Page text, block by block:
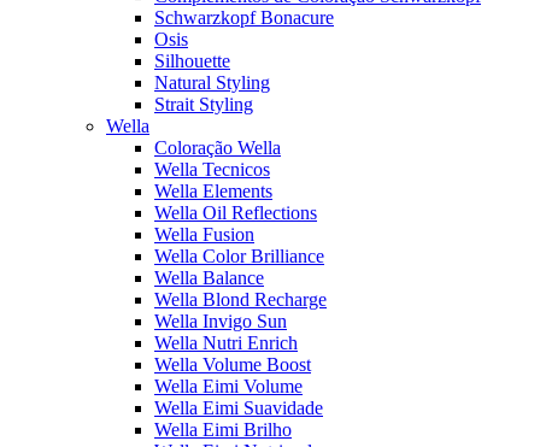
Schwarzkopf Bonacure
Osis
Silhouette
Natural Styling
Strait Styling
Wella
Coloração Wella
Wella Tecnicos
Wella Elements
Wella Oil Reflections
Wella Fusion
Wella Color Brilliance
Wella Balance
Wella Blond Recharge
Wella Invigo Sun
Wella Nutri Enrich
Wella Volume Boost
Wella Eimi Volume
Wella Eimi Suavidade
Wella Eimi Brilho